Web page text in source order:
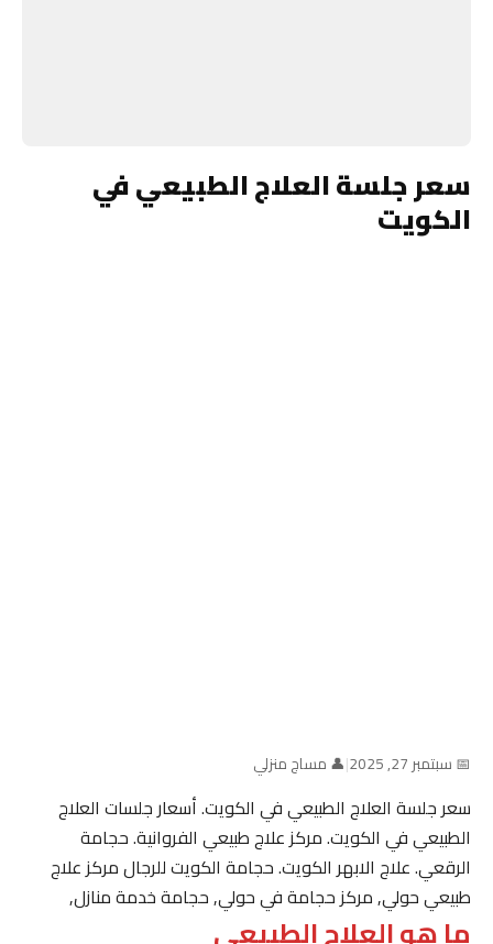
سعر جلسة العلاج الطبيعي في
الكويت
📅 سبتمبر 27, 2025 |👤 مساج منزلي
سعر جلسة العلاج الطبيعي في الكويت. أسعار جلسات العلاج
الطبيعي في الكويت. مركز علاج طبيعي الفروانية. حجامة
الرقعي. علاج الابهر الكويت. حجامة الكويت للرجال مركز علاج
طبيعي حولي, مركز حجامة في حولي, حجامة خدمة منازل,
ما هو العلاج الطبيعي